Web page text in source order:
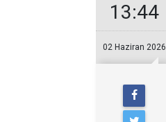
13:44
02 Haziran 2026